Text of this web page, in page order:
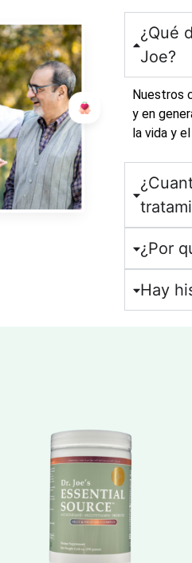
¿Qué
Joe?
Nuestros
y en
la vida y
¿Por
Hay